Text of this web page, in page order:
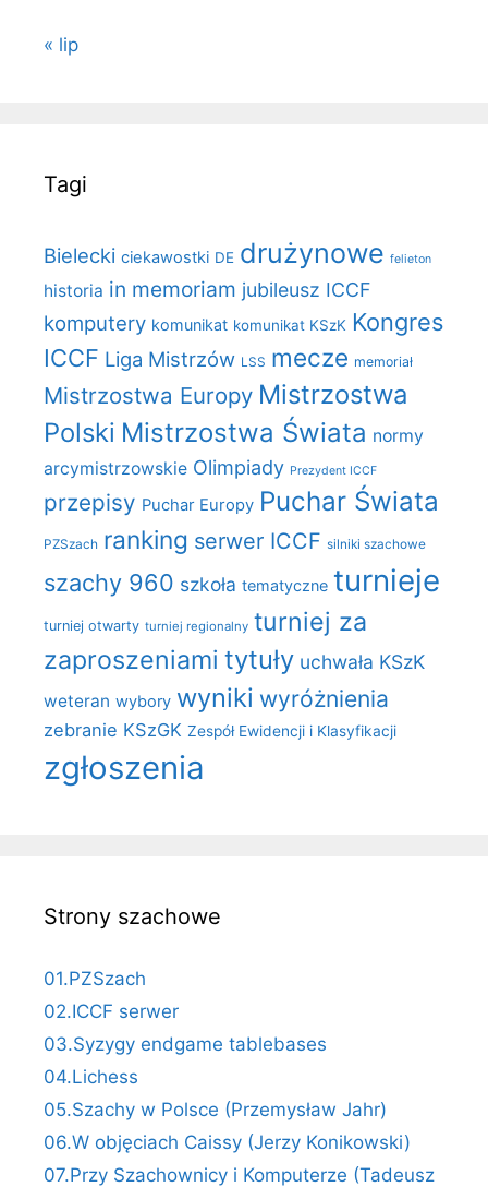
« lip
Tagi
Bielecki ciekawostki DE drużynowe felieton
historia in memoriam jubileusz ICCF
komputery komunikat komunikat KSzK Kongres
ICCF Liga Mistrzów LSS mecze memoriał
Mistrzostwa Europy Mistrzostwa
Polski Mistrzostwa Świata normy
arcymistrzowskie Olimpiady Prezydent ICCF
przepisy Puchar Europy Puchar Świata
PZSzach ranking serwer ICCF silniki szachowe
szachy 960 szkoła tematyczne turnieje
turniej otwarty turniej regionalny turniej za
zaproszeniami tytuły uchwała KSzK
weteran wybory wyniki wyróżnienia
zebranie KSzGK Zespół Ewidencji i Klasyfikacji
zgłoszenia
Strony szachowe
01.PZSzach
02.ICCF serwer
03.Syzygy endgame tablebases
04.Lichess
05.Szachy w Polsce (Przemysław Jahr)
06.W objęciach Caissy (Jerzy Konikowski)
07.Przy Szachownicy i Komputerze (Tadeusz